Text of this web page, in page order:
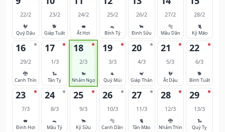
22/2
🐓
Quý Dậu
23/2
🐕
Giáp Tuất
24/2
🐖
Ất Hợi
25/2
🐀
Bính Tý
26/2
🐂
Đinh Sửu
27/2
🐅
Mậu Dần
28/2
🐈
Kỷ Mão
16
29/2
🐉
Canh Thìn
17
1/3
🐍
Tân Tỵ
18
2/3
🐎
Nhâm Ngọ
19
3/3
🐐
Quý Mùi
20
4/3
🐒
Giáp Thân
21
5/3
🐓
Ất Dậu
22
6/3
🐕
Bính Tuất
23
7/3
🐖
Đinh Hợi
24
8/3
🐀
Mậu Tý
25
9/3
🐂
Kỷ Sửu
26
10/3
🐅
Canh Dần
27
11/3
🐈
Tân Mão
28
12/3
🐉
Nhâm Thìn
29
13/3
🐍
Quý Tỵ